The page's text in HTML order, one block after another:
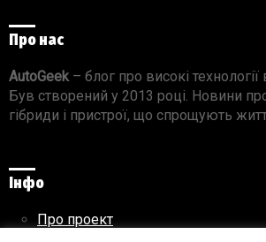
Про нас
AutoGeek– блог про високі технології
Був створений у 2013 році. Новини
гібриди і пристрої, що спрощують
Інфо
Про проект